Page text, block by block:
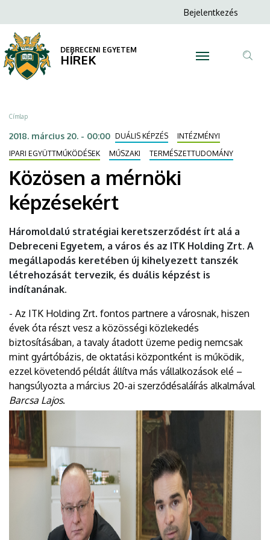
mérnöki
képzésekért
DEBRECENI
EGYETEM
a
tartalomra
Anonim
menüje
Bejelentkezés
DEBRECENI EGYETEM
HÍREK
Morzsa
Címlap
2018. március 20. - 00:00 DUÁLIS KÉPZÉS
INTÉZMÉNYI
IPARI EGYÜTTMŰKÖDÉSEK
MŰSZAKI TERMÉSZETTUDOMÁNY
Közösen a mérnöki
képzésekért
Háromoldalú stratégiai keretszerződést írt alá a
Debreceni Egyetem, a város és az ITK Holding Zrt. A
megállapodás keretében új kihelyezett tanszék
létrehozását tervezik, és duális képzést is
indítanának.
- Az ITK Holding Zrt. fontos partnere a városnak, hiszen
évek óta részt vesz a közösségi közlekedés
biztosításában, a tavaly átadott üzeme pedig nemcsak
mint gyártóbázis, de oktatási központként is működik,
ezzel követendő példát állítva más vállalkozások elé –
hangsúlyozta a március 20-ai szerződésaláírás alkalmával
Barcsa Lajos.